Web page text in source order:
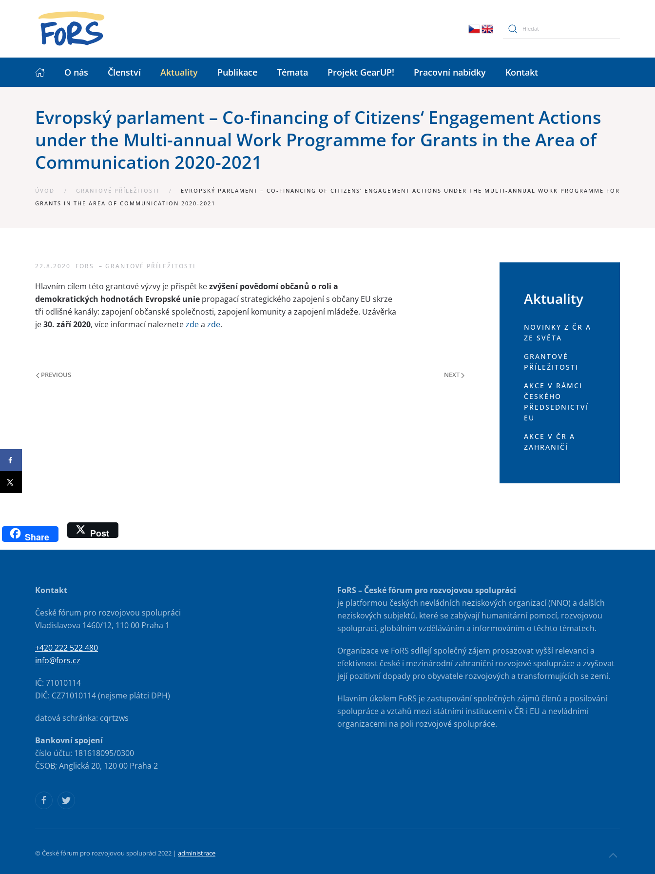
O nás Členství Aktuality Publikace Témata Projekt GearUP! Pracovní nabídky Kontakt
Evropský parlament – Co-financing of Citizens‘ Engagement Actions
under the Multi-annual Work Programme for Grants in the Area of
Communication 2020-2021
ÚVOD GRANTOVÉ PŘÍLEŽITOSTI
EVROPSKÝ PARLAMENT – CO-FINANCING OF CITIZENS‘ ENGAGEMENT ACTIONS UNDER THE MULTI-ANNUAL WORK PROGRAMME FOR
GRANTS IN THE AREA OF COMMUNICATION 2020-2021
22.8.2020 FORS – GRANTOVÉ PŘÍLEŽITOSTI
Hlavním cílem této grantové výzvy je přispět kezvýšení povědomí občanů o roli a
demokratických hodnotách Evropské unie propagací strategického zapojení s občany EU skrze
tři odlišné kanály: zapojení občanské společnosti, zapojení komunity a zapojení mládeže. Uzávěrka
je30. září 2020, více informací naleznetezdea zde.
PREVIOUS NEXT
Aktuality
NOVINKY Z ČR A
ZE SVĚTA
GRANTOVÉ
PŘÍLEŽITOSTI
AKCE V RÁMCI
ČESKÉHO
PŘEDSEDNICTVÍ
EU
AKCE V ČR A
ZAHRANIČÍ
Share Post
Kontakt
České fórum pro rozvojovou spolupráci
Vladislavova 1460/12, 110 00 Praha 1
+420 222 522 480
info@fors.cz
IČ: 71010114
DIČ: CZ71010114 (nejsme plátci DPH)
datová schránka: cqrtzws
Bankovní spojení
číslo účtu: 181618095/0300
ČSOB; Anglická 20, 120 00 Praha 2
FoRS – České fórum pro rozvojovou spolupráci
je platformou českých nevládních neziskových organizací (NNO) a dalších
neziskových subjektů, které se zabývají humanitární pomocí, rozvojovou
spoluprací, globálním vzděláváním a informováním o těchto tématech.
Organizace ve FoRS sdílejí společný zájem prosazovat vyšší relevanci a
efektivnost české i mezinárodní zahraniční rozvojové spolupráce a zvyšovat
její pozitivní dopady pro obyvatele rozvojových a transformujících se zemí.
Hlavním úkolem FoRS je zastupování společných zájmů členů a posilování
spolupráce a vztahů mezi státními institucemi v ČR i EU a nevládními
organizacemi na poli rozvojové spolupráce.
© České fórum pro rozvojovou spolupráci 2022 | administrace